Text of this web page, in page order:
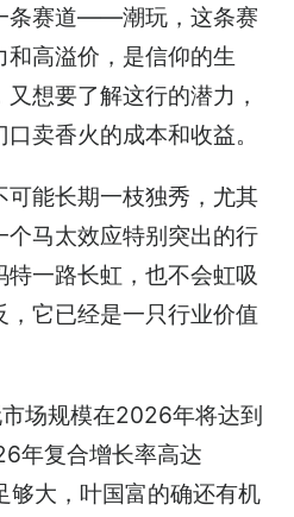
条赛道——潮玩，这条赛
高溢价，是信仰的生
想要了解这行的潜力，
卖香火的成本和收益。
能长期一枝独秀，尤其
马太效应特别突出的行
一路长虹，也不会虹吸
它已经是一只行业价值
场规模在2026年将达到
年复合增长率高达
够大，叶国富的确还有机